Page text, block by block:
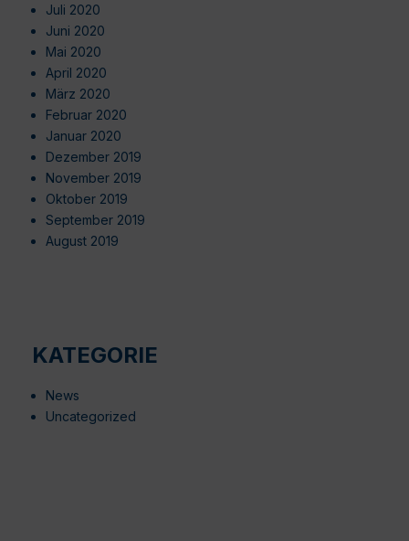
Juli 2020
Juni 2020
Mai 2020
April 2020
März 2020
Februar 2020
Januar 2020
Dezember 2019
November 2019
Oktober 2019
September 2019
August 2019
KATEGORIE
News
Uncategorized